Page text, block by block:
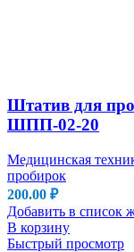
Штатив для
ШПП-02-20
Медицинская
пробирок
200.00 ₽
Добавить в список
В корзину
Быстрый просмотр